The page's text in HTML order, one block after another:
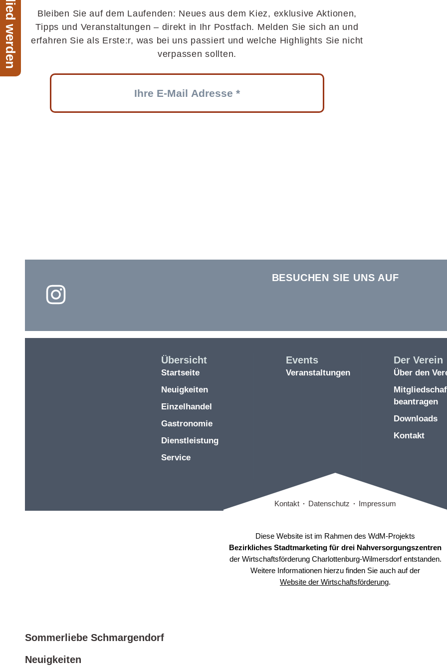
Bleiben Sie auf dem Laufenden: Neues aus dem Kiez, exklusive Aktionen,
Tipps und Veranstaltungen – direkt in Ihr Postfach. Melden Sie sich an und
erfahren Sie als Erste:r, was bei uns passiert und welche Highlights Sie nicht
verpassen sollten.
BESUCHEN SIE UNS AUF
Übersicht
Startseite
Neuigkeiten
Einzelhandel
Gastronomie
Dienstleistung
Service
Events
Veranstaltungen
Der Verein
Über den
beantragen
Downloads
Kontakt
Kontakt Datenschutz Impressum
Diese Website ist im Rahmen des WdM-Projekts
Bezirkliches Stadtmarketing für drei Nahversorgungszentren
der Wirtschaftsförderung Charlottenburg-Wilmersdorf entstanden.
Weitere Informationen hierzu finden Sie auch auf der
Website der Wirtschaftsförderung.
Sommerliebe Schmargendorf
Neuigkeiten